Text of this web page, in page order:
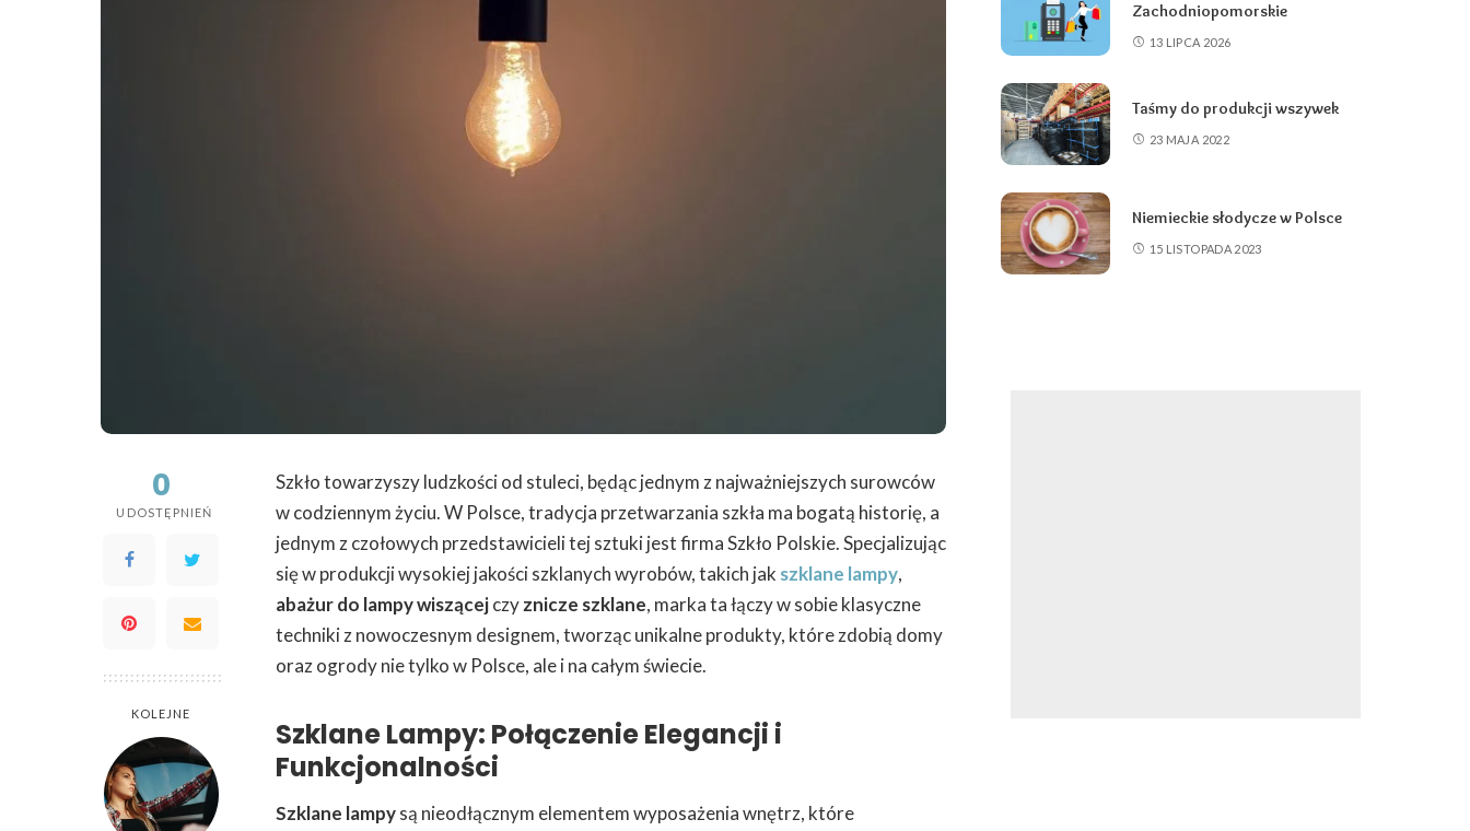
0
UDOSTĘPNIEŃ
KOLEJNE
Szkło towarzyszy ludzkości od stuleci, będąc jednym z najważniejszych surowców
w codziennym życiu. W Polsce, tradycja przetwarzania szkła ma bogatą historię, a
jednym z czołowych przedstawicieli tej sztuki jest firma Szkło Polskie. Specjalizując
się w produkcji wysokiej jakości szklanych wyrobów, takich jak szklane lampy,
abażur do lampy wiszącejczyznicze szklane, marka ta łączy w sobie klasyczne
techniki z nowoczesnym designem, tworząc unikalne produkty, które zdobią domy
oraz ogrody nie tylko w Polsce, ale i na całym świecie.
Szklane Lampy: Połączenie Elegancji i
Funkcjonalności
Szklane lampysą nieodłącznym elementem wyposażenia wnętrz, które
Zachodniopomorskie
13 LIPCA 2026
Taśmy do produkcji wszywek
23 MAJA 2022
Niemieckie słodycze w Polsce
15 LISTOPADA 2023